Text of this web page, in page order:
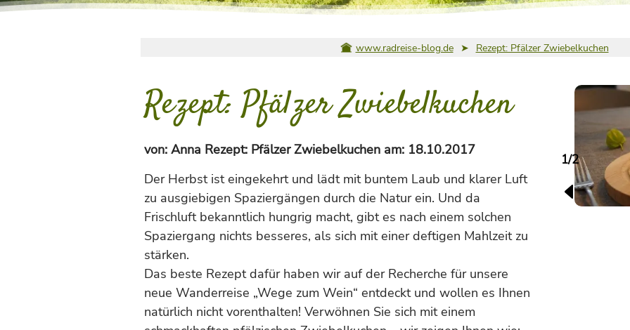
www.radreise-blog.de ➤ Rezept: Pfälzer Zwiebelkuchen
1/2
Rezept: Pfälzer Zwiebelkuchen
von: Anna Rezept: Pfälzer Zwiebelkuchen am: 18.10.2017
Der Herbst ist eingekehrt und lädt mit buntem Laub und klarer Luft
zu ausgiebigen Spaziergängen durch die Natur ein. Und da
Frischluft bekanntlich hungrig macht, gibt es nach einem solchen
Spaziergang nichts besseres, als sich mit einer deftigen Mahlzeit zu
stärken.
Das beste Rezept dafür haben wir auf der Recherche für unsere
neue Wanderreise „Wege zum Wein“ entdeckt und wollen es Ihnen
natürlich nicht vorenthalten! Verwöhnen Sie sich mit einem